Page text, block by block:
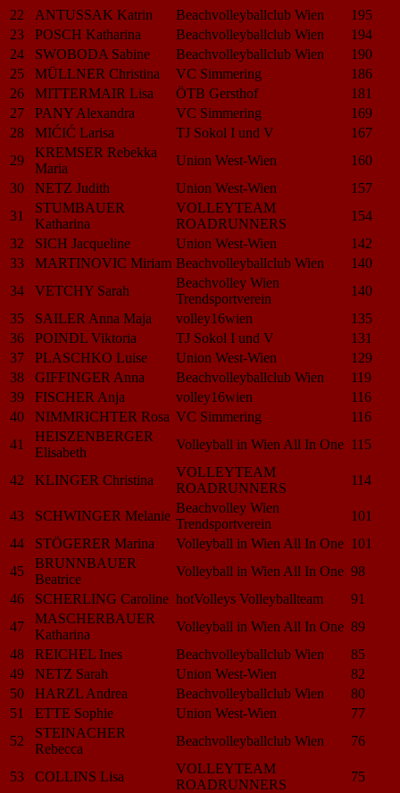
22
ANTUSSAK Katrin Beachvolleyballclub Wien
195
23
POSCH Katharina Beachvolleyballclub Wien
194
24
SWOBODA Sabine Beachvolleyballclub Wien
190
25
MÜLLNER Christina VC Simmering
186
26
MITTERMAIR Lisa ÖTB Gersthof
181
27
PANY Alexandra VC Simmering
169
28
MIĆIĆ Larisa TJ Sokol I und V
167
29
KREMSER Rebekka
Maria
Union West-Wien
160
30
NETZ Judith Union West-Wien
157
31
STUMBAUER
Katharina
VOLLEYTEAM
ROADRUNNERS
154
32
SICH Jacqueline Union West-Wien
142
33
MARTINOVIC Miriam Beachvolleyballclub Wien
140
34
VETCHY Sarah
Beachvolley Wien
Trendsportverein
140
35
SAILER Anna Maja volley16wien
135
36
POINDL Viktoria TJ Sokol I und V
131
37
PLASCHKO Luise Union West-Wien
129
38
GIFFINGER Anna Beachvolleyballclub Wien
119
39
FISCHER Anja volley16wien
116
40
NIMMRICHTER Rosa VC Simmering
116
41
HEISZENBERGER
Elisabeth
Volleyball in Wien All In One 115
42 KLINGER Christina
VOLLEYTEAM
ROADRUNNERS
114
43 SCHWINGER Melanie
Beachvolley Wien
Trendsportverein
101
44
STÖGERER Marina Volleyball in Wien All In One 101
45
BRUNNBAUER
Beatrice
Volleyball in Wien All In One 98
46
SCHERLING Caroline hotVolleys Volleyballteam
91
47
MASCHERBAUER
Katharina
Volleyball in Wien All In One 89
48
REICHEL Ines Beachvolleyballclub Wien
85
49
NETZ Sarah Union West-Wien
82
50
HARZL Andrea Beachvolleyballclub Wien
80
51
ETTE Sophie Union West-Wien
77
52
STEINACHER
Rebecca
Beachvolleyballclub Wien 76
53 COLLINS Lisa
VOLLEYTEAM
ROADRUNNERS
75